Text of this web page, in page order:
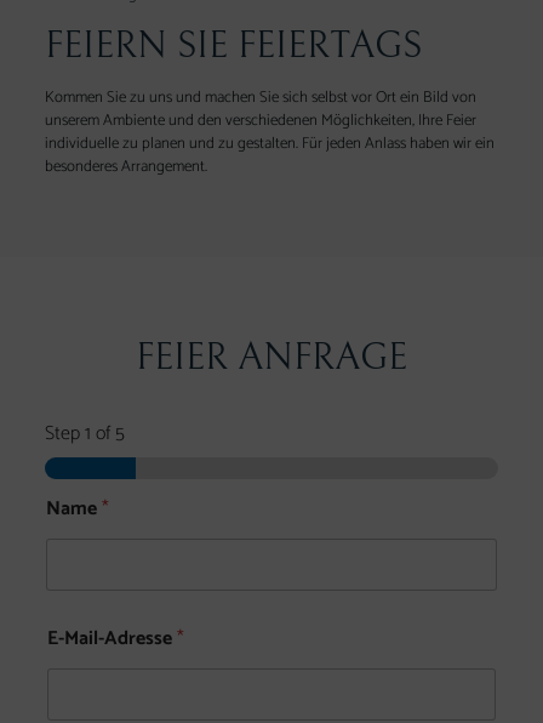
FEIERN SIE FEIERTAGS
Kommen Sie zu uns und machen Sie sich selbst vor Ort ein Bild von
unserem Ambiente und den verschiedenen Möglichkeiten, Ihre Feier
individuelle zu planen und zu gestalten. Für jeden Anlass haben wir ein
besonderes Arrangement.
FEIER ANFRAGE
Step1of 5
Name*
e
E-Mail-Adresse*